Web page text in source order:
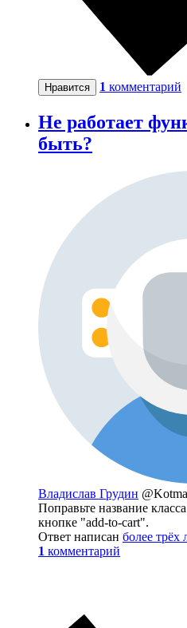
Нравится 1 комментарий
Не работает
быть?
Владислав Грудин
Поправьте название
кнопке "add-to-cart".
Ответ написан более трёх
1 комментарий